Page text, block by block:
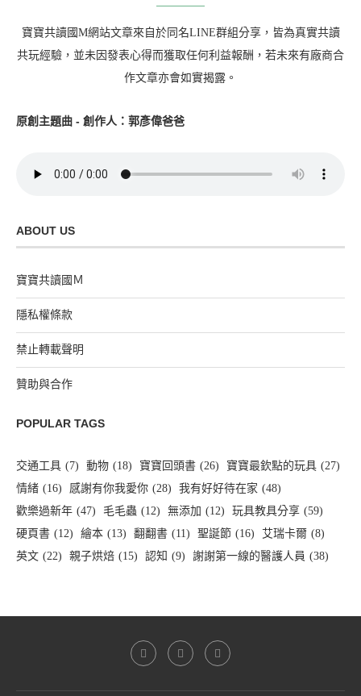
寶寶共讀國M網站文章來自於同名LINE群組分享，皆為真實共讀
共玩經驗，並未因發表心得而獲取任何利益報酬，若未來有廠商合
作文章亦會如實揭露。
原創主題曲 - 創作人：郭彥偉爸爸
ABOUT US
寶寶共讀國Ｍ
隱私權條款
禁止轉載聲明
贊助與合作
POPULAR TAGS
交通工具 (7) 動物 (18) 寶寶回頭書 (26) 寶寶最欽點的玩具 (27)
情緒 (16) 感謝有你我愛你 (28) 我有好好待在家 (48)
歡樂過新年 (47) 毛毛蟲 (12) 無添加 (12) 玩具教具分享 (59)
硬頁書 (12) 繪本 (13) 翻翻書 (11) 聖誕節 (16) 艾瑞卡爾 (8)
英文 (22) 親子烘焙 (15) 認知 (9) 謝謝第一線的醫護人員 (38)